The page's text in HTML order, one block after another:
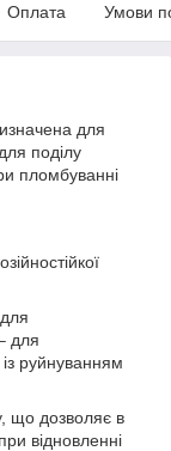
Оплата Умови
для
поділу
пломбуванні
для
руйнуванням
що дозволяє в
відновленні